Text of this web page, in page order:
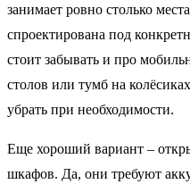
занимает ровно столько
спроектирована под
стоит забывать и про
столов или тумб на
убрать при необходимости.
Еще хороший вариант –
шкафов. Да, они требуют